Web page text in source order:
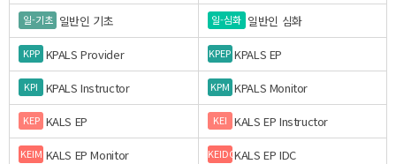
일-기초 일반인 기초 일-심화 일반인 심화
KPP KPALS Provider KPEP KPALS EP
KPI KPALS Instructor KPM KPALS Monitor
KEP KALS EP KEI KALS EP Instructor
KEIM KALS EP Monitor KEIDCKALS EP IDC